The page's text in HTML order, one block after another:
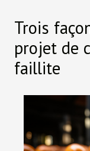
Trois
projet de
faillite